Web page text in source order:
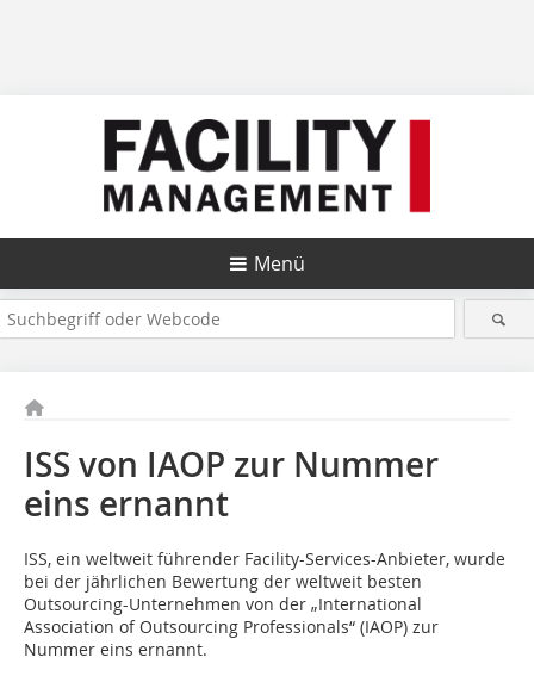
Menü
ISS von IAOP zur Nummer
eins ernannt
ISS, ein weltweit führender Facility-Services-Anbieter, wurde
bei der jährlichen Bewertung der weltweit besten
Outsourcing-Unternehmen von der „International
Association of Outsourcing Professionals“ (IAOP) zur
Nummer eins ernannt.